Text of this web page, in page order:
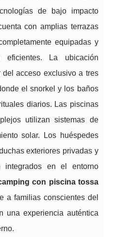
de bajo impacto
con amplias terrazas
equipadas y
eficientes. La ubicación
del acceso exclusivo a tres
el snorkel y los baños
diarios. Las piscinas
utilizan sistemas de
solar. Los huéspedes
exteriores privadas y
integrados en el entorno
con piscina tossa
a familias conscientes del
una experiencia auténtica